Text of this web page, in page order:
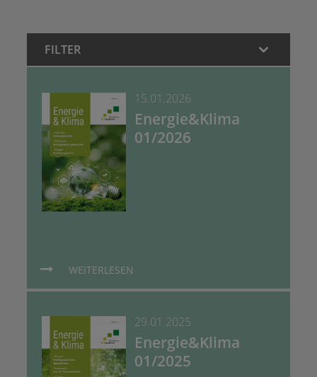
FILTER
15.01.2026
Energie&Klima
01/2026
WEITERLESEN
29.01.2025
Energie&Klima
01/2025